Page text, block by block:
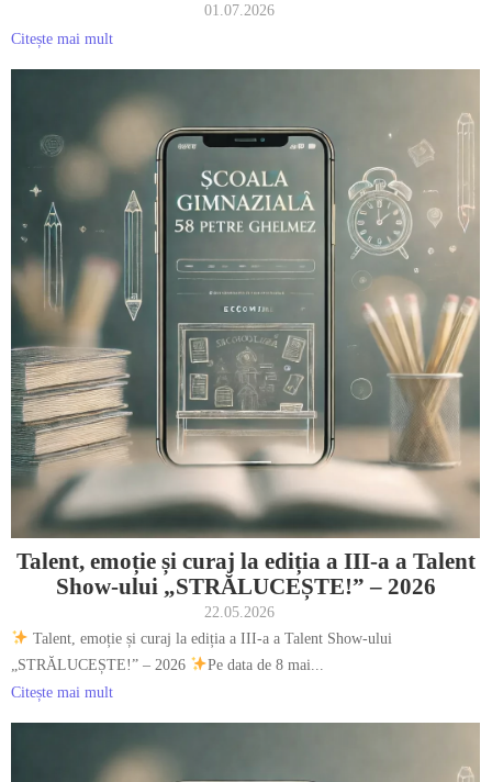
01.07.2026
Citește mai mult
Talent, emoție și curaj la ediția a III-a a Talent
Show-ului „STRĂLUCEȘTE!” – 2026
22.05.2026
Talent, emoție și curaj la ediția a III-a a Talent Show-ului
„STRĂLUCEȘTE!” – 2026
Pe data de 8 mai...
Citește mai mult